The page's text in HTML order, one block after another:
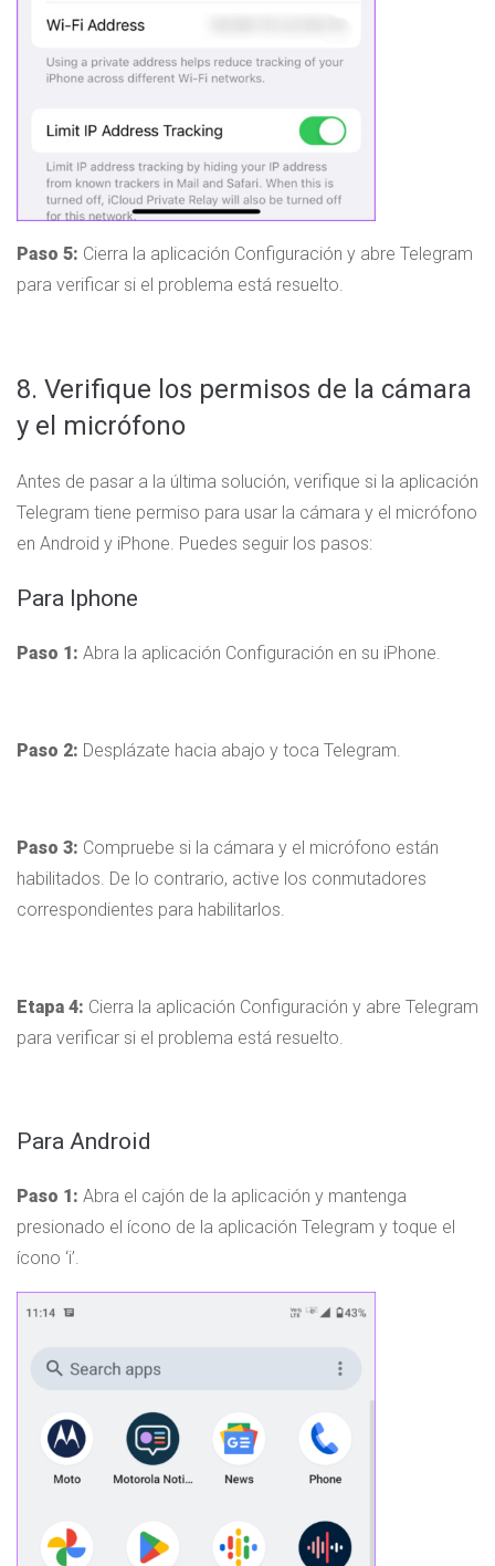
Paso 5: Cierra la aplicación Configuración y abre Telegram
para verificar si el problema está resuelto.
8. Verifique los permisos de la cámara
y el micrófono
Antes de pasar a la última solución, verifique si la aplicación
Telegram tiene permiso para usar la cámara y el micrófono
en Android y iPhone. Puedes seguir los pasos:
Para Iphone
Paso 1: Abra la aplicación Configuración en su iPhone.
Paso 2: Desplázate hacia abajo y toca Telegram.
Paso 3: Compruebe si la cámara y el micrófono están
habilitados. De lo contrario, active los conmutadores
correspondientes para habilitarlos.
Etapa 4: Cierra la aplicación Configuración y abre Telegram
para verificar si el problema está resuelto.
Para Android
Paso 1: Abra el cajón de la aplicación y mantenga
presionado el ícono de la aplicación Telegram y toque el
ícono ‘i’.